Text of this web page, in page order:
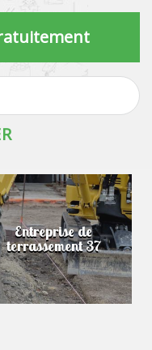
Entreprise de
terrassement 37